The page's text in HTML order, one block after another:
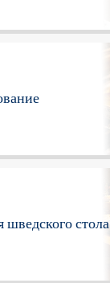
шведского стола